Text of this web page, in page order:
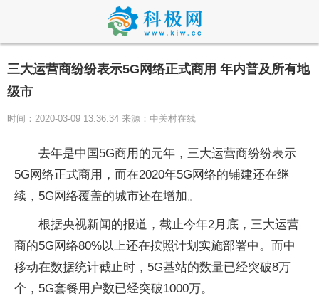
三大运营商纷纷表示5G网络正式商用 年内普及所有地
级市
时间：2020-03-09 13:36:34 来源：中关村在线
去年是中国5G商用的元年，三大运营商纷纷表示
5G网络正式商用，而在2020年5G网络的铺建还在继
续，5G网络覆盖的城市还在增加。
根据央视新闻的报道，截止今年2月底，三大运营
商的5G网络80%以上还在按照计划实施部署中。而中
移动在数据统计截止时，5G基站的数量已经突破8万
个，5G套餐用户数已经突破1000万。